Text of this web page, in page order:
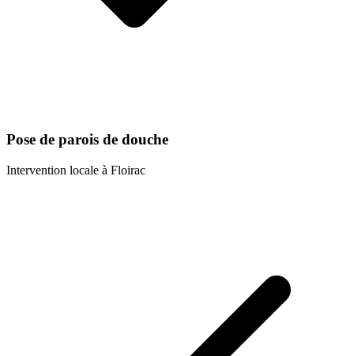
Pose de parois de douche
Intervention locale à Floirac